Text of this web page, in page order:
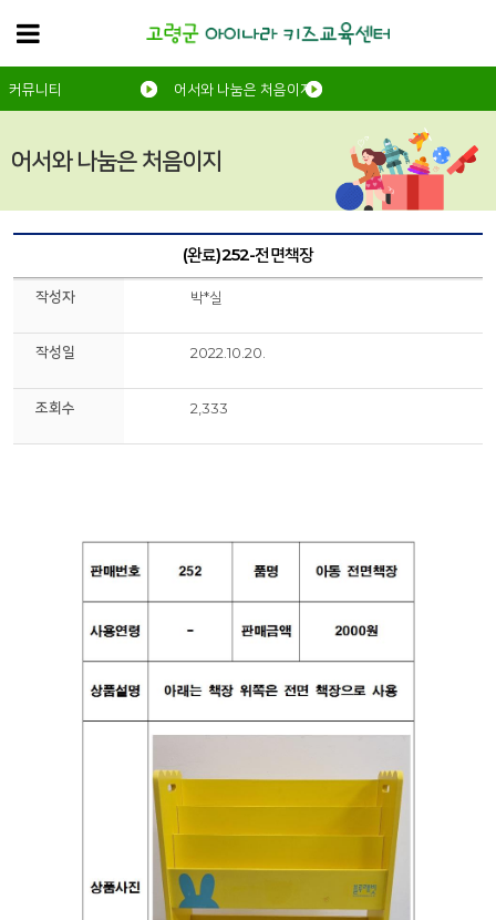
어서와 나눔은 처음이지
커뮤니티 어서와 나눔은 처음이지
(완료)252-전면책장
작성자 박*실
작성일 2022.10.20.
조회수 2,333